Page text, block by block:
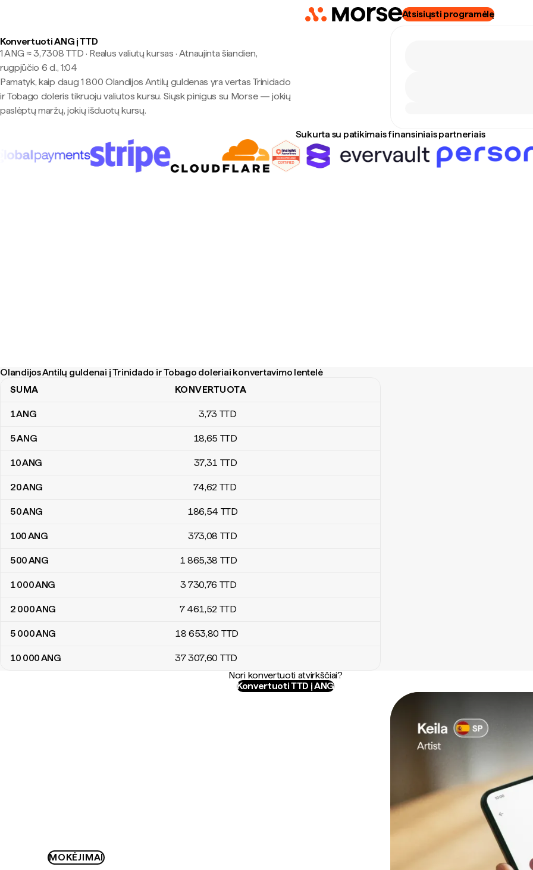
Atsisiųsti programėlę
Konvertuoti ANG į TTD
1 ANG ≈ 3,7308 TTD · Realus valiutų kursas · Atnaujinta šiandien,
rugpjūčio 6 d., 1:04
Pamatyk, kaip daug 1 800 Olandijos Antilų guldenas yra vertas Trinidado
ir Tobago doleris tikruoju valiutos kursu. Siųsk pinigus su Morse — jokių
paslėptų maržų, jokių išduotų kursų.
Sukurta su patikimais finansiniais partneriais
Olandijos Antilų guldenai į Trinidado ir Tobago doleriai konvertavimo lentelė
Olandijos Antilų guldenai į Trinidado ir Tobago doleriai konvertavimo lentelė
SUMA KONVERTUOTA
1ANG 3,73 TTD
5ANG 18,65 TTD
10ANG 37,31 TTD
20ANG 74,62 TTD
50ANG 186,54 TTD
100ANG 373,08 TTD
500ANG 1 865,38 TTD
1 000ANG 3 730,76 TTD
2 000ANG 7 461,52 TTD
5 000ANG 18 653,80 TTD
10 000ANG 37 307,60 TTD
Nori konvertuoti atvirkščiai?
Konvertuoti TTD į ANG
MOKĖJIMAI